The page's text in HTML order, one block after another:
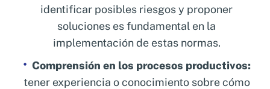
identificar posibles riesgos y proponer
soluciones es fundamental en la
implementación de estas normas.
Comprensión en los procesos productivos:
tener experiencia o conocimiento sobre cómo